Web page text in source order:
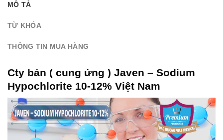
MÔ TẢ
TỪ KHÓA
THÔNG TIN MUA HÀNG
Cty bán ( cung ứng ) Javen – Sodium
Hypochlorite 10-12% Việt Nam